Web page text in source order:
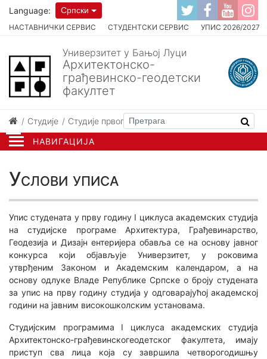
НАВИГАЦИЈА
НАСТАВНИЧКИ СЕРВИС СТУДЕНТСКИ СЕРВИС УПИС 2026/2027
Language: Српски
Универзитет у Бањој Луци
Архитектонско-
грађевинско-геодетски
факултет
Студије Студије првог циклуса
Услови уписа
Упис студената у прву годину I циклуса академских студија
на студијске програме Архитектура, Грађевинарство,
Геодезија и Дизајн ентеријера обавља се на основу јавног
конкурса који објављује Универзитет, у роковима
утврђеним Законом и Академским календаром, а на
основу одлуке Владе Републике Српске о броју студената
за упис на прву годину студија у одговарајућој академској
години на јавним високошколским установама.
Студијским програмима I циклуса академских студија
Архитектонско-грађевинскогеодетског факултета, имају
приступ сва лица која су завршила четворогодишњу